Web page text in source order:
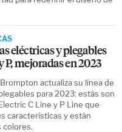
eléctricas y plegables
mejoradas en 2023
actualiza su línea de
para 2023: estás son
C Line y P Line que
características y están
colores.